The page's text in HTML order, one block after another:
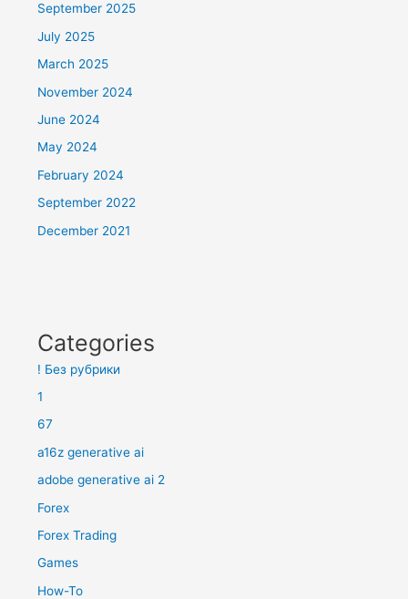
September 2025
July 2025
March 2025
November 2024
June 2024
May 2024
February 2024
September 2022
December 2021
Categories
! Без рубрики
1
67
a16z generative ai
adobe generative ai 2
Forex
Forex Trading
Games
How-To